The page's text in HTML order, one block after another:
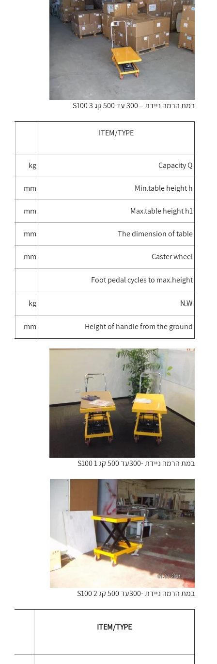
במת הרמה ניידת – 300 עד 500 קג S100 3
ITEM/TYPE
Capacity Q
kg
Min.table height h
mm
Max.table height h1
mm
The dimension of table
mm
Caster wheel
mm
Foot pedal cycles to max.height
N.W
kg
Height of handle from the ground
mm
במת הרמה ניידת -300עד 500 קג S100 1
במת הרמה ניידת -300עד 500 קג S100 2
ITEM/TYPE